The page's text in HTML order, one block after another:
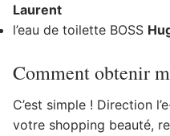
Laurent
l’eau de toilette BOSS
Comment obtenir
C’est simple ! Direction
votre shopping beauté,